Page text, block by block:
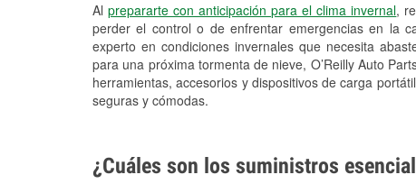
Alprepararte con anticipación para el clima invernal,
perder el control o de enfrentar emergencias en la
experto en condiciones invernales que necesita
para una próxima tormenta de nieve, O’Reilly Auto
herramientas, accesorios y dispositivos de carga
seguras y cómodas.
¿Cuáles son los suministros